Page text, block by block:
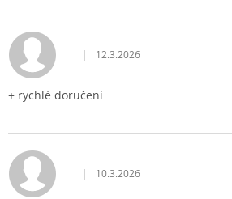
Hodnocení obchodu je 5 z 5
| 12.3.2026
+ rychlé doručení
Hodnocení obchodu je 5 z 5
| 10.3.2026